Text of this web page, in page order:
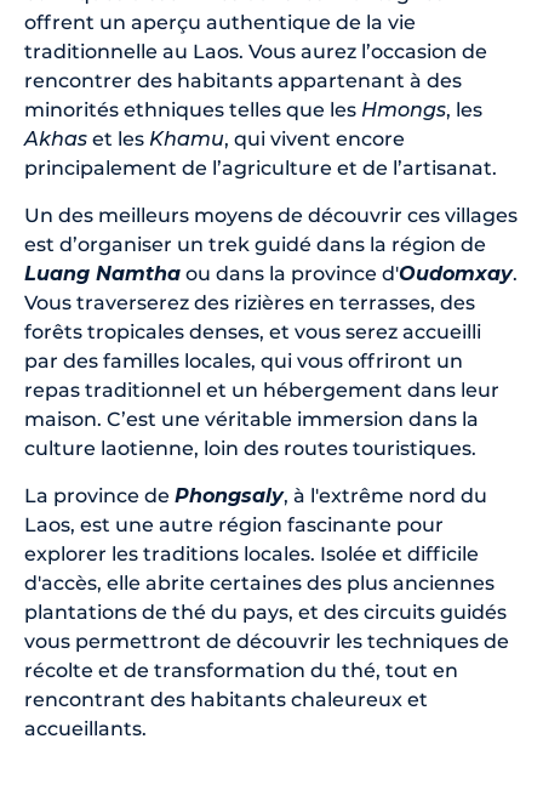
offrent un aperçu authentique de la vie
traditionnelle au Laos. Vous aurez l’occasion de
rencontrer des habitants appartenant à des
minorités ethniques telles que les Hmongs, les
Akhas et les Khamu, qui vivent encore
principalement de l’agriculture et de l’artisanat.
Un des meilleurs moyens de découvrir ces villages
est d’organiser un trek guidé dans la région de
Luang Namtha ou dans la province d'Oudomxay.
Vous traverserez des rizières en terrasses, des
forêts tropicales denses, et vous serez accueilli
par des familles locales, qui vous offriront un
repas traditionnel et un hébergement dans leur
maison. C’est une véritable immersion dans la
culture laotienne, loin des routes touristiques.
La province de Phongsaly, à l'extrême nord du
Laos, est une autre région fascinante pour
explorer les traditions locales. Isolée et difficile
d'accès, elle abrite certaines des plus anciennes
plantations de thé du pays, et des circuits guidés
vous permettront de découvrir les techniques de
récolte et de transformation du thé, tout en
rencontrant des habitants chaleureux et
accueillants.